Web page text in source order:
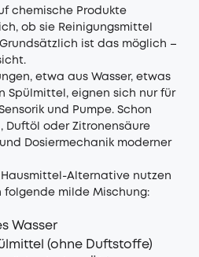
chemische Produkte
ob sie Reinigungsmittel
ist das möglich –
etwa aus Wasser, etwas
Spülmittel, eignen sich nur für
und Pumpe. Schon
Duftöl oder Zitronensäure
Dosiermechanik moderner
Alternative nutzen
milde Mischung:
Wasser
(ohne Duftstoffe)